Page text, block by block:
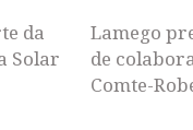
da
Solar
Lamego
de
Comte-